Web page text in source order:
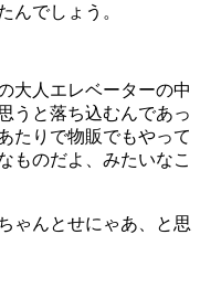
んでしょう。
大人エレベーターの中
うと落ち込むんであっ
たりで物販でもやって
ものだよ、みたいなこ
ゃんとせにゃあ、と思